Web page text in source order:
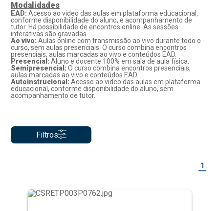
Modalidades
EAD:Acesso ao video das aulas em plataforma educacional,
conforme disponibilidade do aluno, e acompanhamento de
tutor. Há possibilidade de encontros online. As sessões
interativas são gravadas.
Ao vivo: Aulas online com transmissão ao vivo durante todo o
curso, sem aulas presenciais. O curso combina encontros
presenciais, aulas marcadas ao vivo e conteúdos EAD.
Presencial:Aluno e docente 100% em sala de aula física.
Semipresencial:O curso combina encontros presenciais,
aulas marcadas ao vivo e conteúdos EAD.
Autoinstrucional:Acesso ao video das aulas em plataforma
educacional, conforme disponibilidade do aluno, sem
acompanhamento de tutor.
Filtros
1